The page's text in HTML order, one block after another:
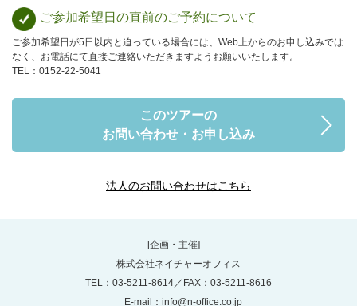
ご参加希望日の直前のご予約について
ご参加希望日が5日以内と迫っている場合には、Web上からのお申し込みでは
なく、お電話にて直接ご連絡いただきますようお願いいたします。
TEL：0152-22-5041
このツアーの
お問い合わせ・お申し込み
法人のお問い合わせはこちら
[企画・主催]
株式会社ネイチャーオフィス
TEL：03-5211-8614／FAX：03-5211-8616
E-mail： info@n-office.co.jp